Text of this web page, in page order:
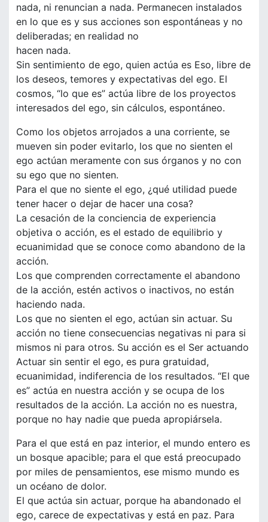
nada, ni renuncian a nada. Permanecen instalados
en lo que es y sus acciones son espontáneas y no
deliberadas; en realidad no
hacen nada.
Sin sentimiento de ego, quien actúa es Eso, libre de
los deseos, temores y expectativas del ego. El
cosmos, “lo que es” actúa libre de los proyectos
interesados del ego, sin cálculos, espontáneo.
Como los objetos arrojados a una corriente, se
mueven sin poder evitarlo, los que no sienten el
ego actúan meramente con sus órganos y no con
su ego que no sienten.
Para el que no siente el ego, ¿qué utilidad puede
tener hacer o dejar de hacer una cosa?
La cesación de la conciencia de experiencia
objetiva o acción, es el estado de equilibrio y
ecuanimidad que se conoce como abandono de la
acción.
Los que comprenden correctamente el abandono
de la acción, estén activos o inactivos, no están
haciendo nada.
Los que no sienten el ego, actúan sin actuar. Su
acción no tiene consecuencias negativas ni para si
mismos ni para otros. Su acción es el Ser actuando
Actuar sin sentir el ego, es pura gratuidad,
ecuanimidad, indiferencia de los resultados. “El que
es” actúa en nuestra acción y se ocupa de los
resultados de la acción. La acción no es nuestra,
porque no hay nadie que pueda apropiársela.
Para el que está en paz interior, el mundo entero es
un bosque apacible; para el que está preocupado
por miles de pensamientos, ese mismo mundo es
un océano de dolor.
El que actúa sin actuar, porque ha abandonado el
ego, carece de expectativas y está en paz. Para